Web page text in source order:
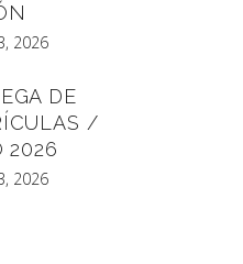
2026
DE
/
2026
2026